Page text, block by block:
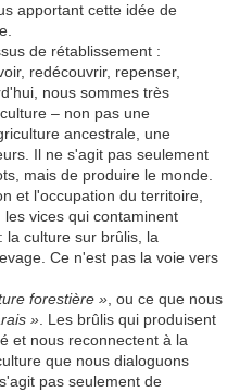
apportant cette idée de
de rétablissement :
redécouvrir, repenser,
nous sommes très
– non pas une
ancestrale, une
Il ne s'agit pas seulement
mais de produire le monde.
et l'occupation du territoire,
vices qui contaminent
la culture sur brûlis, la
Ce n'est pas la voie vers
forestière » , ou ce que nous
» . Les brûlis qui produisent
et nous reconnectent à la
que nous dialoguons
pas seulement de